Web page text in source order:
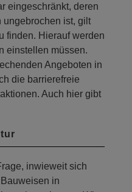
eingeschränkt, deren
ungebrochen ist, gilt
finden. Hierauf werden
einstellen müssen.
Angeboten in
die barrierefreie
Auch hier gibt
inwieweit sich
in